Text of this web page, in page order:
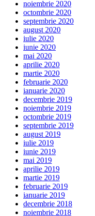
noiembrie 2020
octombrie 2020
septembrie 2020
august 2020
iulie 2020
iunie 2020
mai 2020
aprilie 2020
martie 2020
februarie 2020
ianuarie 2020
decembrie 2019
noiembrie 2019
octombrie 2019
septembrie 2019
august 2019
iulie 2019
iunie 2019
mai 2019
aprilie 2019
martie 2019
februarie 2019
ianuarie 2019
decembrie 2018
noiembrie 2018